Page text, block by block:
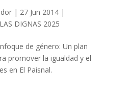
| 27 Jun 2014|
DIGNAS 2025
de género: Un plan
promover la igualdad y el
en El Paisnal.